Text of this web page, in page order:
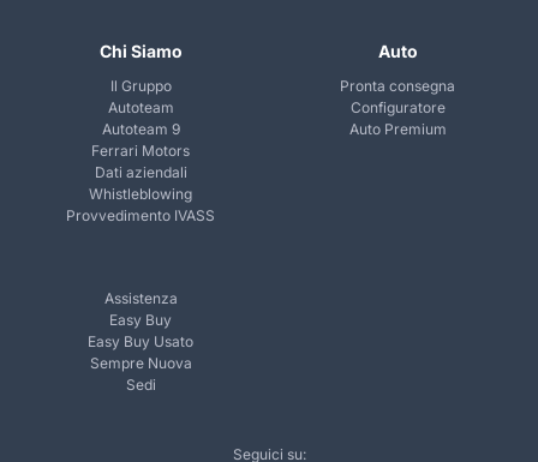
Chi Siamo
Il Gruppo
Autoteam
Autoteam 9
Ferrari Motors
Dati aziendali
Whistleblowing
Provvedimento IVASS
Auto
Pronta consegna
Configuratore
Auto Premium
Assistenza
Easy Buy
Easy Buy Usato
Sempre Nuova
Sedi
Seguici su: